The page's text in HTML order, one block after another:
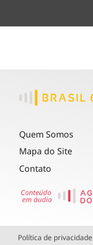
Quem Somos
Mapa do Site
Contato
Política de privacidade